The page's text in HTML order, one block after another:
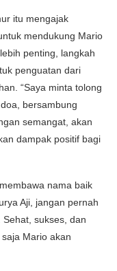
itu mengajak
mendukung Mario
penting, langkah
penguatan dari
“Saya minta tolong
bersambung
semangat, akan
dampak positif bagi
nama baik
Aji, jangan pernah
sukses, dan
Mario akan